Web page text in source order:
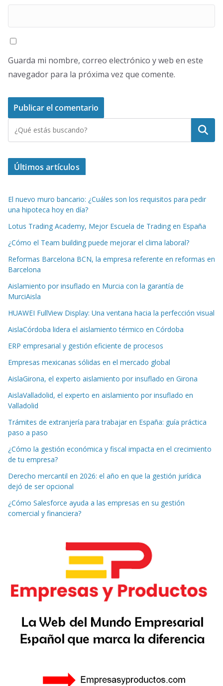
Guarda mi nombre, correo electrónico y web en este
navegador para la próxima vez que comente.
Buscar
Últimos artículos
El nuevo muro bancario: ¿Cuáles son los requisitos para pedir
una hipoteca hoy en día?
Lotus Trading Academy, Mejor Escuela de Trading en España
¿Cómo el Team building puede mejorar el clima laboral?
Reformas Barcelona BCN, la empresa referente en reformas en
Barcelona
Aislamiento por insuflado en Murcia con la garantía de
MurciAisla
HUAWEI FullView Display: Una ventana hacia la perfección visual
AislaCórdoba lidera el aislamiento térmico en Córdoba
ERP empresarial y gestión eficiente de procesos
Empresas mexicanas sólidas en el mercado global
AislaGirona, el experto aislamiento por insuflado en Girona
AislaValladolid, el experto en aislamiento por insuflado en
Valladolid
Trámites de extranjería para trabajar en España: guía práctica
paso a paso
¿Cómo la gestión económica y fiscal impacta en el crecimiento
de tu empresa?
Derecho mercantil en 2026: el año en que la gestión jurídica
dejó de ser opcional
¿Cómo Salesforce ayuda a las empresas en su gestión
comercial y financiera?